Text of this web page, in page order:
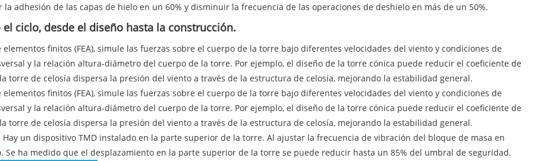
adhesión de las capas de hielo en un 60% y disminuir la frecuencia de las operaciones de deshielo en más de un 50%.
ciclo, desde el diseño hasta la construcción.
finitos (FEA), simule las fuerzas sobre el cuerpo de la torre bajo diferentes velocidades del viento y condiciones de
y la relación altura-diámetro del cuerpo de la torre. Por ejemplo, el diseño de la torre cónica puede reducir el coeficiente de
torre de celosía dispersa la presión del viento a través de la estructura de celosía, mejorando la estabilidad general.
finitos (FEA), simule las fuerzas sobre el cuerpo de la torre bajo diferentes velocidades del viento y condiciones de
y la relación altura-diámetro del cuerpo de la torre. Por ejemplo, el diseño de la torre cónica puede reducir el coeficiente de
torre de celosía dispersa la presión del viento a través de la estructura de celosía, mejorando la estabilidad general.
Hay un dispositivo TMD instalado en la parte superior de la torre. Al ajustar la frecuencia de vibración del bloque de masa en
ha medido que el desplazamiento en la parte superior de la torre se puede reducir hasta un 85% del umbral de seguridad.